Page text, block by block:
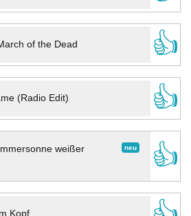
of the Dead
👍
(Radio Edit)
👍
neu
weißer
👍
Kopf